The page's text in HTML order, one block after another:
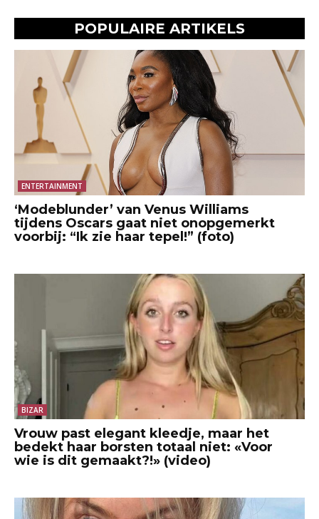
POPULAIRE ARTIKELS
ENTERTAINMENT
‘Modeblunder’ van Venus Williams
tijdens Oscars gaat niet onopgemerkt
voorbij: “Ik zie haar tepel!” (foto)
BIZAR
Vrouw past elegant kleedje, maar het
bedekt haar borsten totaal niet: «Voor
wie is dit gemaakt?!» (video)